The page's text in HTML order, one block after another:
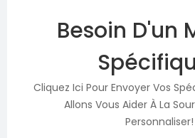
Besoin D'un
Cliquez Ici Pour Envoyer Vos
Allons Vous Aider À La
Personnaliser!